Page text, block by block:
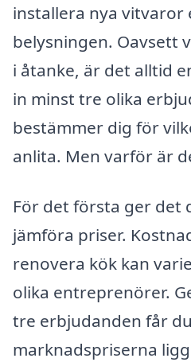
installera nya vitvaror
belysningen. Oavsett
i åtanke, är det alltid
in minst tre olika
bestämmer dig för
anlita. Men varför är
För det första ger det
jämföra priser.
renovera kök kan
olika entreprenörer.
tre erbjudanden får
marknadspriserna